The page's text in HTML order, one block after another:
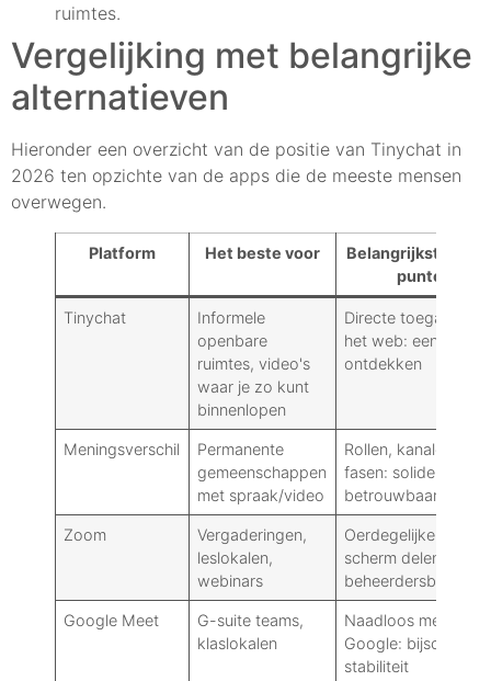
ruimtes.
Vergelijking met belangrijke
alternatieven
Hieronder een overzicht van de positie van Tinychat in
2026 ten opzichte van de apps die de meeste mensen
overwegen.
Platform Het beste voor
Belangrijkste
punten
Tinychat
Informele
openbare
ruimtes, video's
waar je zo kunt
binnenlopen
Directe toegang tot
het web: eenvoudig
ontdekken
Meningsverschil
Permanente
gemeenschappen
met spraak/video
Rollen, kanalen,
fasen: solide
betrouwbaarheid
Zoom
Vergaderingen,
leslokalen,
webinars
Oerdegelijke AV,
scherm delen,
Google Meet
G-suite teams,
klaslokalen
Naadloos met
Google: bijschriften:
stabiliteit